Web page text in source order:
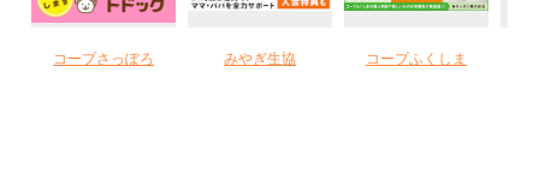
コープさっぽろ みやぎ生協 コープふくしま